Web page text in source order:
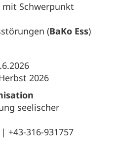
mit Schwerpunkt
(BaKo Ess)
2026
seelischer
| +43-316-931757